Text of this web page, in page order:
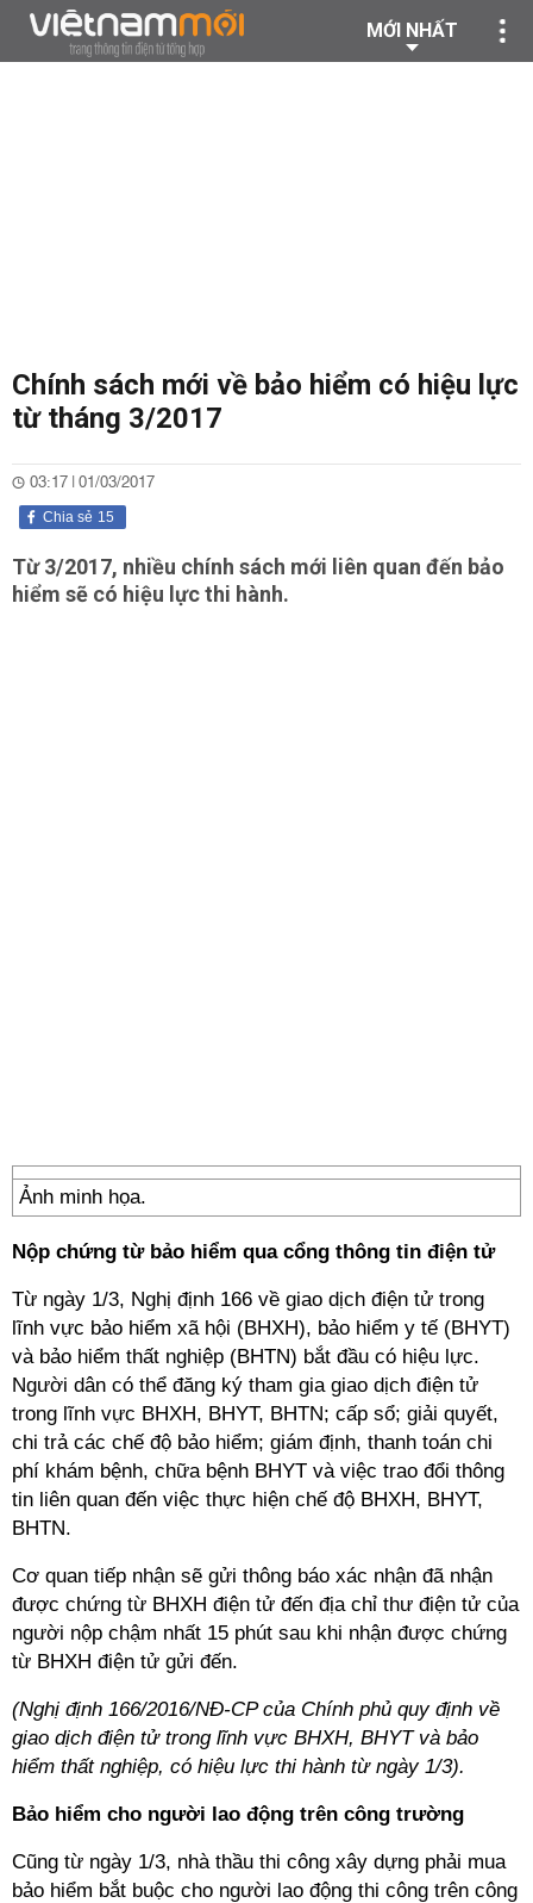
MỚI NHẤT
Chính sách mới về bảo hiểm có hiệu lực
từ tháng 3/2017
03:17 | 01/03/2017
15
Chia sẻ
Từ 3/2017, nhiều chính sách mới liên quan đến bảo
hiểm sẽ có hiệu lực thi hành.
Ảnh minh họa.
Nộp chứng từ bảo hiểm qua cổng thông tin điện tử
Từ ngày 1/3, Nghị định 166 về giao dịch điện tử trong
lĩnh vực bảo hiểm xã hội (BHXH), bảo hiểm y tế (BHYT)
và bảo hiểm thất nghiệp (BHTN) bắt đầu có hiệu lực.
Người dân có thể đăng ký tham gia giao dịch điện tử
trong lĩnh vực BHXH, BHYT, BHTN; cấp sổ; giải quyết,
chi trả các chế độ bảo hiểm; giám định, thanh toán chi
phí khám bệnh, chữa bệnh BHYT và việc trao đổi thông
tin liên quan đến việc thực hiện chế độ BHXH, BHYT,
BHTN.
Cơ quan tiếp nhận sẽ gửi thông báo xác nhận đã nhận
được chứng từ BHXH điện tử đến địa chỉ thư điện tử của
người nộp chậm nhất 15 phút sau khi nhận được chứng
từ BHXH điện tử gửi đến.
(Nghị định 166/2016/NĐ-CP của Chính phủ quy định về
giao dịch điện tử trong lĩnh vực BHXH, BHYT và bảo
hiểm thất nghiệp, có hiệu lực thi hành từ ngày 1/3).
Bảo hiểm cho người lao động trên công trường
Cũng từ ngày 1/3, nhà thầu thi công xây dựng phải mua
bảo hiểm bắt buộc cho người lao động thi công trên công